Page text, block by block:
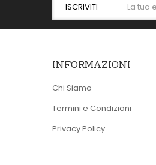
ISCRIVITI
INFORMAZIONI
Chi Siamo
Termini e Condizioni
Privacy Policy